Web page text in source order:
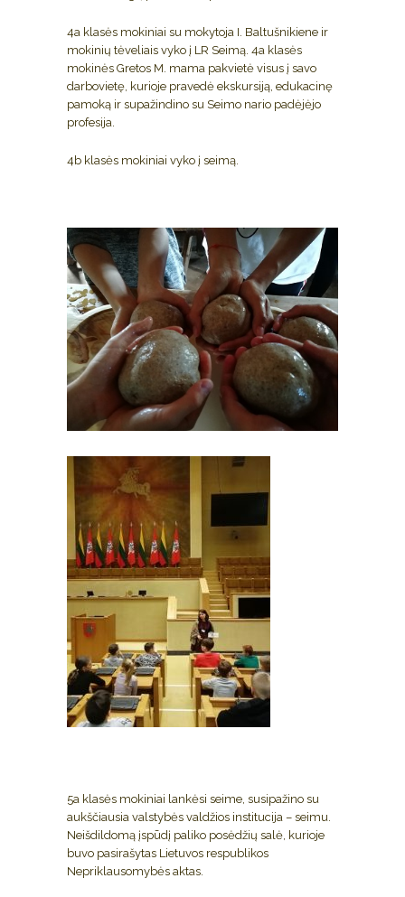
4a klasės mokiniai su mokytoja I. Baltušnikiene ir
mokinių tėveliais vyko į LR Seimą. 4a klasės
mokinės Gretos M. mama pakvietė visus į savo
darbovietę, kurioje pravedė ekskursiją, edukacinę
pamoką ir supažindino su Seimo nario padėjėjo
profesija.
4b klasės mokiniai vyko į seimą.
5a klasės mokiniai lankėsi seime, susipažino su
aukščiausia valstybės valdžios institucija – seimu.
Neišdildomą įspūdį paliko posėdžių salė, kurioje
buvo pasirašytas Lietuvos respublikos
Nepriklausomybės aktas.